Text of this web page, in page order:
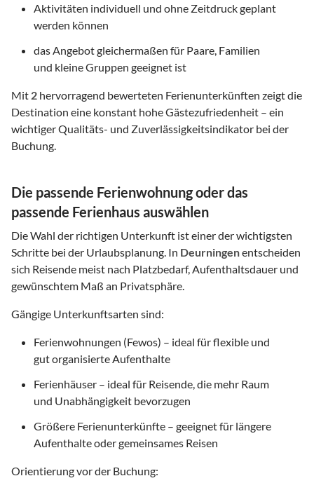
Aktivitäten individuell und ohne Zeitdruck geplant
werden können
das Angebot gleichermaßen für Paare, Familien
und kleine Gruppen geeignet ist
Mit 2 hervorragend bewerteten Ferienunterkünften zeigt die
Destination eine konstant hohe Gästezufriedenheit – ein
wichtiger Qualitäts- und Zuverlässigkeitsindikator bei der
Buchung.
Die passende Ferienwohnung oder das
passende Ferienhaus auswählen
Die Wahl der richtigen Unterkunft ist einer der wichtigsten
Schritte bei der Urlaubsplanung. In Deurningenentscheiden
sich Reisende meist nach Platzbedarf, Aufenthaltsdauer und
gewünschtem Maß an Privatsphäre.
Gängige Unterkunftsarten sind:
Ferienwohnungen (Fewos) – ideal für flexible und
gut organisierte Aufenthalte
Ferienhäuser – ideal für Reisende, die mehr Raum
und Unabhängigkeit bevorzugen
Größere Ferienunterkünfte – geeignet für längere
Aufenthalte oder gemeinsames Reisen
Orientierung vor der Buchung: